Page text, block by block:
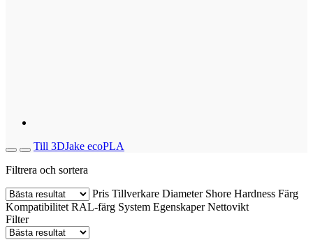
Till 3DJake ecoPLA
Filtrera och sortera
Pris Tillverkare Diameter Shore Hardness Färg
Kompatibilitet RAL-färg System Egenskaper Nettovikt
Filter